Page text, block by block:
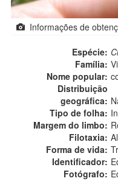
Informações de
Espécie:
Família:
Nome popular:
Distribuição
geográfica:
Tipo de folha:
Margem do limbo:
Filotaxia:
Forma de vida:
Identificador:
Fotógrafo: